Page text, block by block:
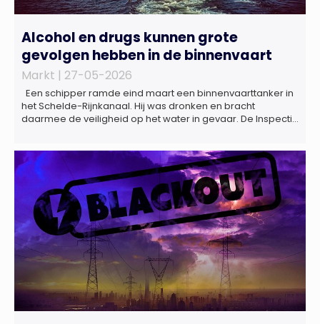
Alcohol en drugs kunnen grote
gevolgen hebben in de binnenvaart
Markt | 27-05-2026
Een schipper ramde eind maart een binnenvaarttanker in
het Schelde-Rijnkanaal. Hij was dronken en bracht
daarmee de veiligheid op het water in gevaar. De Inspectie
veiligheid op het water in gevaar én kan grote gevolgen
hebben voor de […]